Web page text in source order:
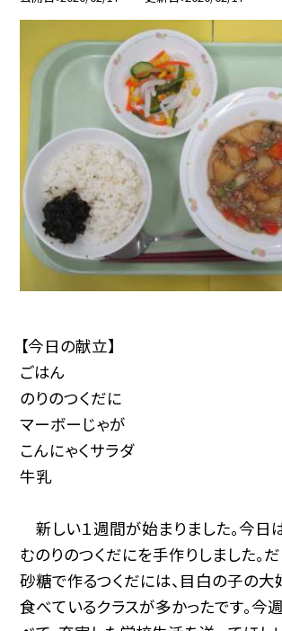
【今日の献立】
ごはん
のりのつくだに
マーボーじゃが
こんにゃくサラダ
牛乳
新しい１週間が始まりました。今日
むのりのつくだにを手作りしました。だ
砂糖で作るつくだには、目白の子の大
食べているクラスが多かったです。今